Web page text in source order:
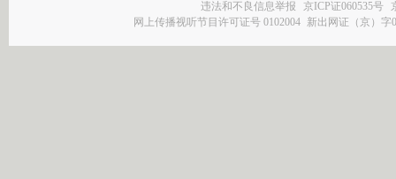
违法和不良信息举报
京ICP证060535号
网上传播视听节目许可证号 0102004 新出网证（京）